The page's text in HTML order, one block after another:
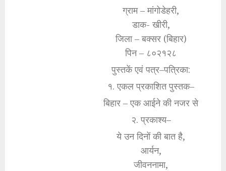
ग्राम – मांगोडेहरी,
डाक- खीरी,
जिला – बक्सर (बिहार)
पिन – ८०२१२८
पुस्तकें एवं पत्र–पत्रिका:
१. एकल प्रकाशित पुस्तक–
बिहार – एक आईने की नजर से
२. प्रकाश्य–
ये उन दिनों की बात है,
आर्यन,
जीवननामा,